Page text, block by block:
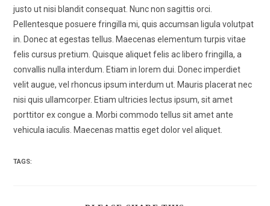
justo ut nisi blandit consequat. Nunc non sagittis orci.
Pellentesque posuere fringilla mi, quis accumsan ligula volutpat
in. Donec at egestas tellus. Maecenas elementum turpis vitae
felis cursus pretium. Quisque aliquet felis ac libero fringilla, a
convallis nulla interdum. Etiam in lorem dui. Donec imperdiet
velit augue, vel rhoncus ipsum interdum ut. Mauris placerat nec
nisi quis ullamcorper. Etiam ultricies lectus ipsum, sit amet
porttitor ex congue a. Morbi commodo tellus sit amet ante
vehicula iaculis. Maecenas mattis eget dolor vel aliquet.
TAGS: